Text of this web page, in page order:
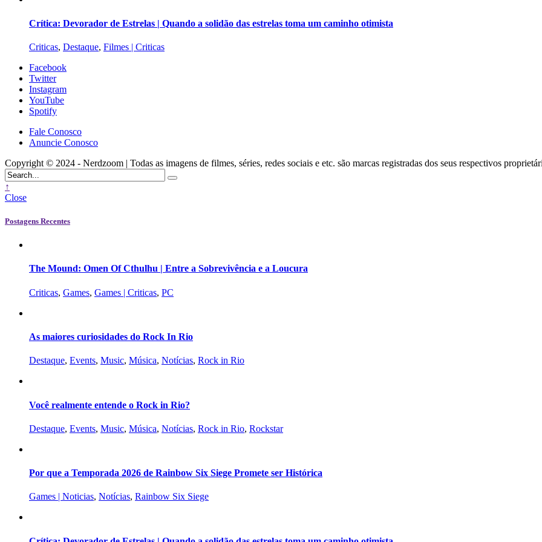
Crítica: Devorador de Estrelas | Quando a solidão das estrelas toma um caminho otimista
Criticas, Destaque, Filmes | Criticas
Facebook
Twitter
Instagram
YouTube
Spotify
Fale Conosco
Anuncie Conosco
Copyright © 2024 - Nerdzoom | Todas as imagens de filmes, séries, redes sociais e etc. são marcas registradas dos seus respectivos
↑
Close
Postagens Recentes
The Mound: Omen Of Cthulhu | Entre a Sobrevivência e a Loucura
Criticas, Games, Games | Criticas, PC
As maiores curiosidades do Rock In Rio
Destaque, Events, Music, Música, Notícias, Rock in Rio
Você realmente entende o Rock in Rio?
Destaque, Events, Music, Música, Notícias, Rock in Rio, Rockstar
Por que a Temporada 2026 de Rainbow Six Siege Promete ser Histórica
Games | Noticias, Notícias, Rainbow Six Siege